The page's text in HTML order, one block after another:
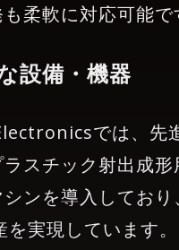
柔軟に対応可能で
設備・機器
では、先
スチック射出成形
シンを導入してお
を実現しています。